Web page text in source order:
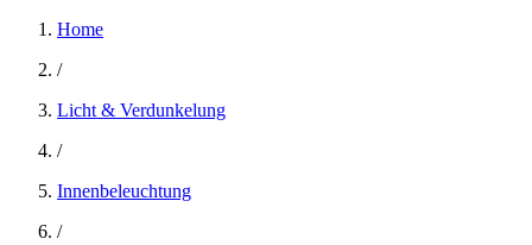
Home
/
Licht & Verdunkelung
/
Innenbeleuchtung
/